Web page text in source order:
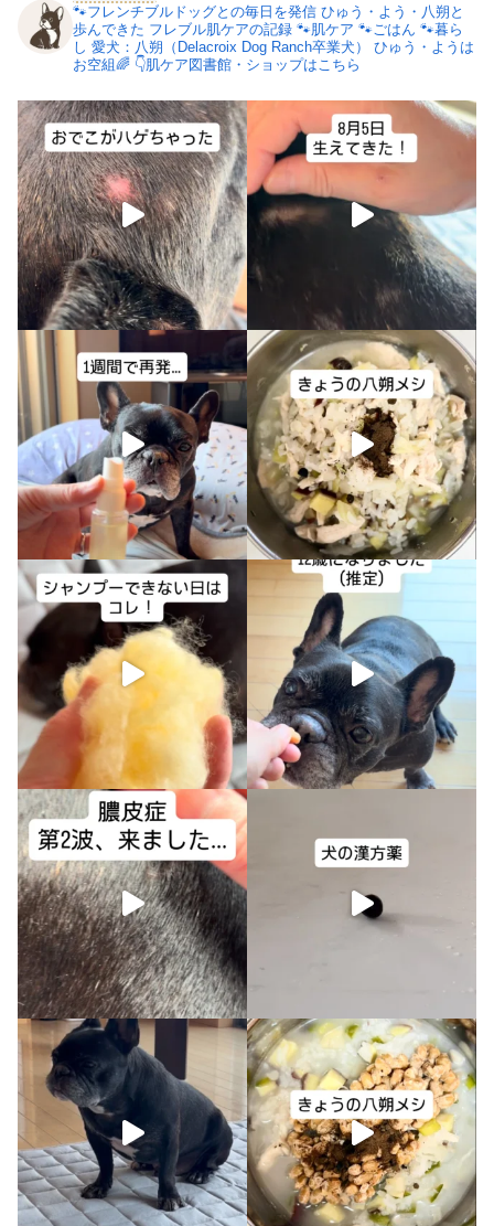
🐾フレンチブルドッグとの毎日を発信 ひゅう・よう・八朔と
歩んできた フレブル肌ケアの記録 🐾肌ケア 🐾ごはん 🐾暮ら
し 愛犬：八朔（Delacroix Dog Ranch卒業犬）
ひゅう・ようは
お空組🌈 👇肌ケア図書館・ショップはこちら